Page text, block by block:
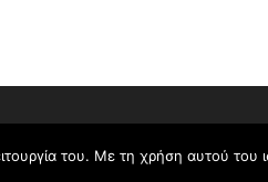
του. Με τη χρήση αυτού